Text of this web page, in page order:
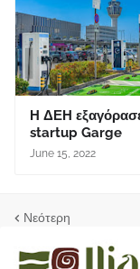
Η ΔΕΗ
startup Garge
June 15, 2022
Νεότερη